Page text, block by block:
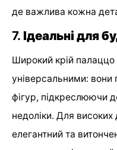
де важлива кожна
7. Ідеальні для
Широкий крій
універсальними: вони
фігур, підкреслюючи
недоліки. Для
елегантний та